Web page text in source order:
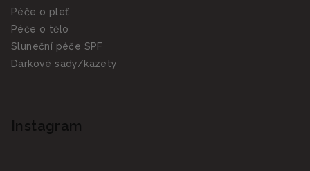
Péče o pleť
Péče o tělo
Sluneční péče SPF
Dárkové sady/kazety
Instagram